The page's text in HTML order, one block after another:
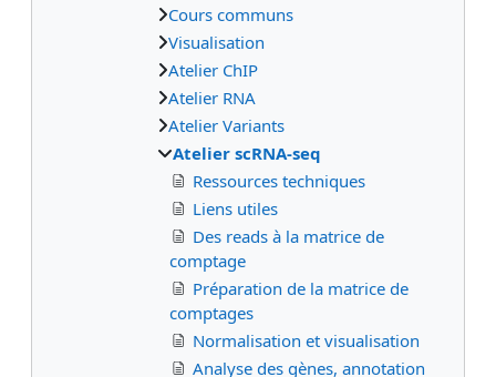
Cours communs
Visualisation
Atelier ChIP
Atelier RNA
Atelier Variants
Atelier scRNA-seq
Ressources techniques
Liens utiles
Des reads à la matrice de
comptage
Préparation de la matrice de
comptages
Normalisation et visualisation
Analyse des gènes, annotation